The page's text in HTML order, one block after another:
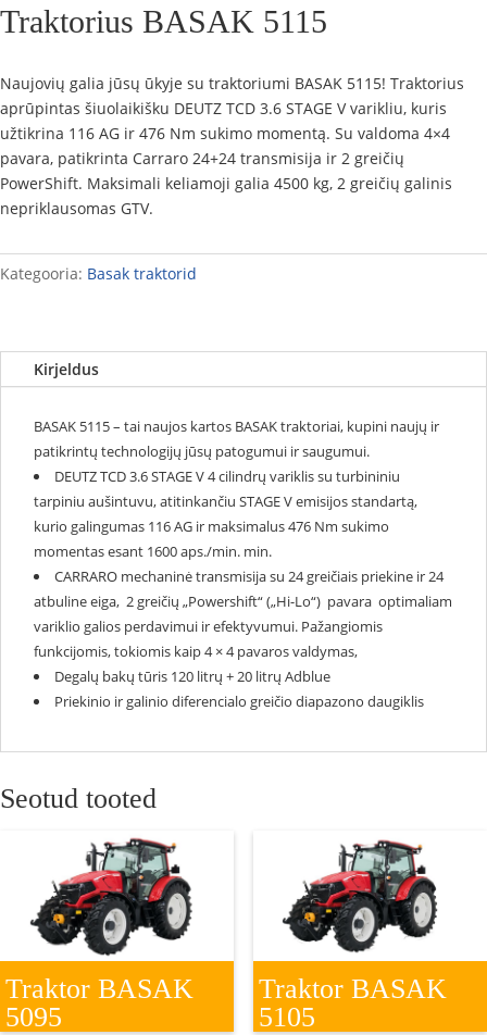
Traktorius BASAK 5115
Naujovių galia jūsų ūkyje su traktoriumi BASAK 5115! Traktorius
aprūpintas šiuolaikišku DEUTZ TCD 3.6 STAGE V varikliu, kuris
užtikrina 116 AG ir 476 Nm sukimo momentą. Su valdoma 4×4
pavara, patikrinta Carraro 24+24 transmisija ir 2 greičių
PowerShift. Maksimali keliamoji galia 4500 kg, 2 greičių galinis
nepriklausomas GTV.
Kategooria: Basak traktorid
Kirjeldus
BASAK 5115 – tai naujos kartos BASAK traktoriai, kupini naujų ir
patikrintų technologijų jūsų patogumui ir saugumui.
DEUTZ TCD 3.6 STAGE V 4 cilindrų variklis su turbininiu
tarpiniu aušintuvu, atitinkančiu STAGE V emisijos standartą,
kurio galingumas 116 AG ir maksimalus 476 Nm sukimo
momentas esant 1600 aps./min. min.
CARRARO mechaninė transmisija su 24 greičiais priekine ir 24
atbuline eiga, 2 greičių „Powershift“ („Hi-Lo“) pavara optimaliam
variklio galios perdavimui ir efektyvumui. Pažangiomis
funkcijomis, tokiomis kaip 4 × 4 pavaros valdymas,
Degalų bakų tūris 120 litrų + 20 litrų Adblue
Priekinio ir galinio diferencialo greičio diapazono daugiklis
Seotud tooted
Traktor BASAK
5095
Traktor BASAK
5105